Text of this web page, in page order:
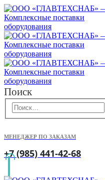
Поиск
МЕНЕДЖЕР ПО ЗАКАЗАМ
+7 (985) 441-42-68